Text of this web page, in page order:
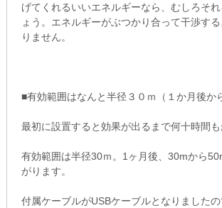
げてくれるいいエネルギーなら、むしろそ
ょう。エネルギーがぶつかり合って干渉す
りません。
■有効範囲はなんと半径３０ｍ（１か月後か
最初に設置すると効果が出るまで何十時間も
有効範囲は半径30ｍ。1ヶ月後、30mから
がります。
付属ケーブルがUSBケーブルとなりました